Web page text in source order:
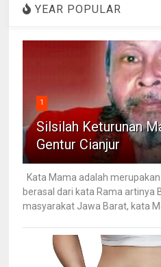
YEAR POPULAR
1
Silsilah Keturunan
Gentur Cianjur
Kata Mama adalah
berasal dari kata Rama artinya
masyarakat Jawa Barat, kata